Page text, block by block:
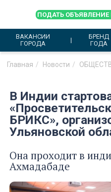
ПОДАТЬ ОБЪЯВЛЕНИЕ
ВАКАНСИИ
ГОРОДА
БРЕНД
ГОДА
Главная Новости
В Индии
БРИКС»,
Ульяновской
Она проходит в
Ахмадабаде